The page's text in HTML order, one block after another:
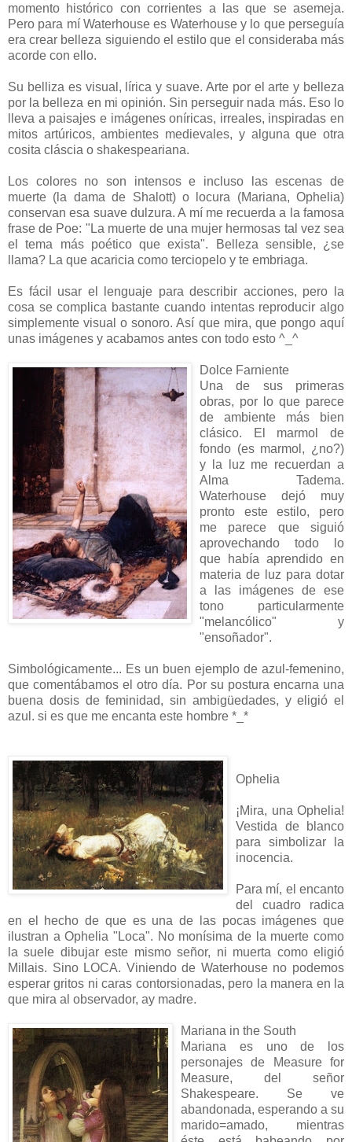
momento histórico con corrientes a las que se asemeja.
Pero para mí Waterhouse es Waterhouse y lo que perseguía
era crear belleza siguiendo el estilo que el consideraba más
acorde con ello.
Su belliza es visual, lírica y suave. Arte por el arte y belleza
por la belleza en mi opinión. Sin perseguir nada más. Eso lo
lleva a paisajes e imágenes oníricas, irreales, inspiradas en
mitos artúricos, ambientes medievales, y alguna que otra
cosita cláscia o shakespeariana.
Los colores no son intensos e incluso las escenas de
muerte (la dama de Shalott) o locura (Mariana, Ophelia)
conservan esa suave dulzura. A mí me recuerda a la famosa
frase de Poe: "La muerte de una mujer hermosas tal vez sea
el tema más poético que exista". Belleza sensible, ¿se
llama? La que acaricia como terciopelo y te embriaga.
Es fácil usar el lenguaje para describir acciones, pero la
cosa se complica bastante cuando intentas reproducir algo
simplemente visual o sonoro. Así que mira, que pongo aquí
unas imágenes y acabamos antes con todo esto ^_^
Dolce Farniente
Una de sus primeras
obras, por lo que parece
de ambiente más bien
clásico. El marmol de
fondo (es marmol, ¿no?)
y la luz me recuerdan a
Alma Tadema.
Waterhouse dejó muy
pronto este estilo, pero
me parece que siguió
aprovechando todo lo
que había aprendido en
materia de luz para dotar
a las imágenes de ese
tono particularmente
"melancólico" y
"ensoñador".
Simbológicamente... Es un buen ejemplo de azul-femenino,
que comentábamos el otro día. Por su postura encarna una
buena dosis de feminidad, sin ambigüedades, y eligió el
azul. si es que me encanta este hombre *_*
Ophelia
¡Mira, una Ophelia!
Vestida de blanco
para simbolizar la
inocencia.
Para mí, el encanto
del cuadro radica
en el hecho de que es una de las pocas imágenes que
ilustran a Ophelia "Loca". No monísima de la muerte como
la suele dibujar este mismo señor, ni muerta como eligió
Millais. Sino LOCA. Viniendo de Waterhouse no podemos
esperar gritos ni caras contorsionadas, pero la manera en la
que mira al observador, ay madre.
Mariana in the South
Mariana es uno de los
personajes de Measure for
Measure, del señor
Shakespeare. Se ve
abandonada, esperando a su
marido=amado, mientras